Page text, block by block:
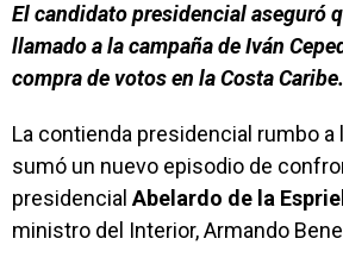
El candidato presidencial aseguró
llamado a la campaña de Iván
compra de votos en la Costa Caribe.
La contienda presidencial rumbo
sumó un nuevo episodio de
presidencial Abelardo de la
ministro del Interior, Armando